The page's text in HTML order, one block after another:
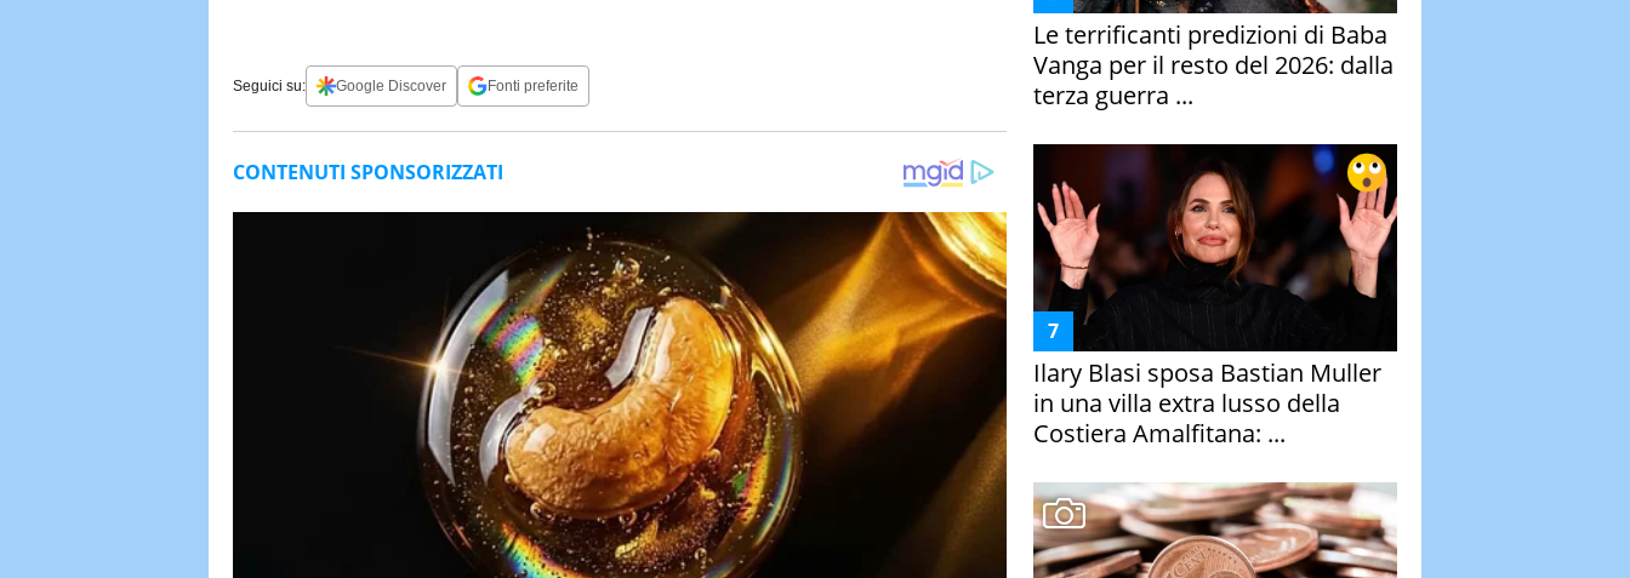
Seguici su: Google Discover Fonti preferite
Le terrificanti predizioni di Baba
Vanga per il resto del 2026: dalla
terza guerra ...
Ilary Blasi sposa Bastian Muller
in una villa extra lusso della
Costiera Amalfitana: ...